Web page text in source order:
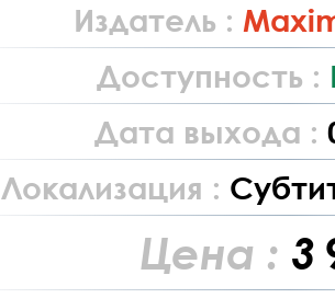
Издатель :
Доступность :
Дата выхода :
Локализация :
Цена : 3